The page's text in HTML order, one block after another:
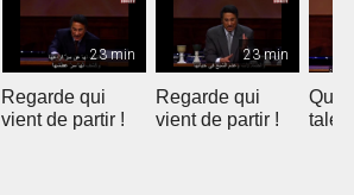
23 min
Regarde qui
vient de partir !
23 min
Regarde qui
vient de partir !
Qui,